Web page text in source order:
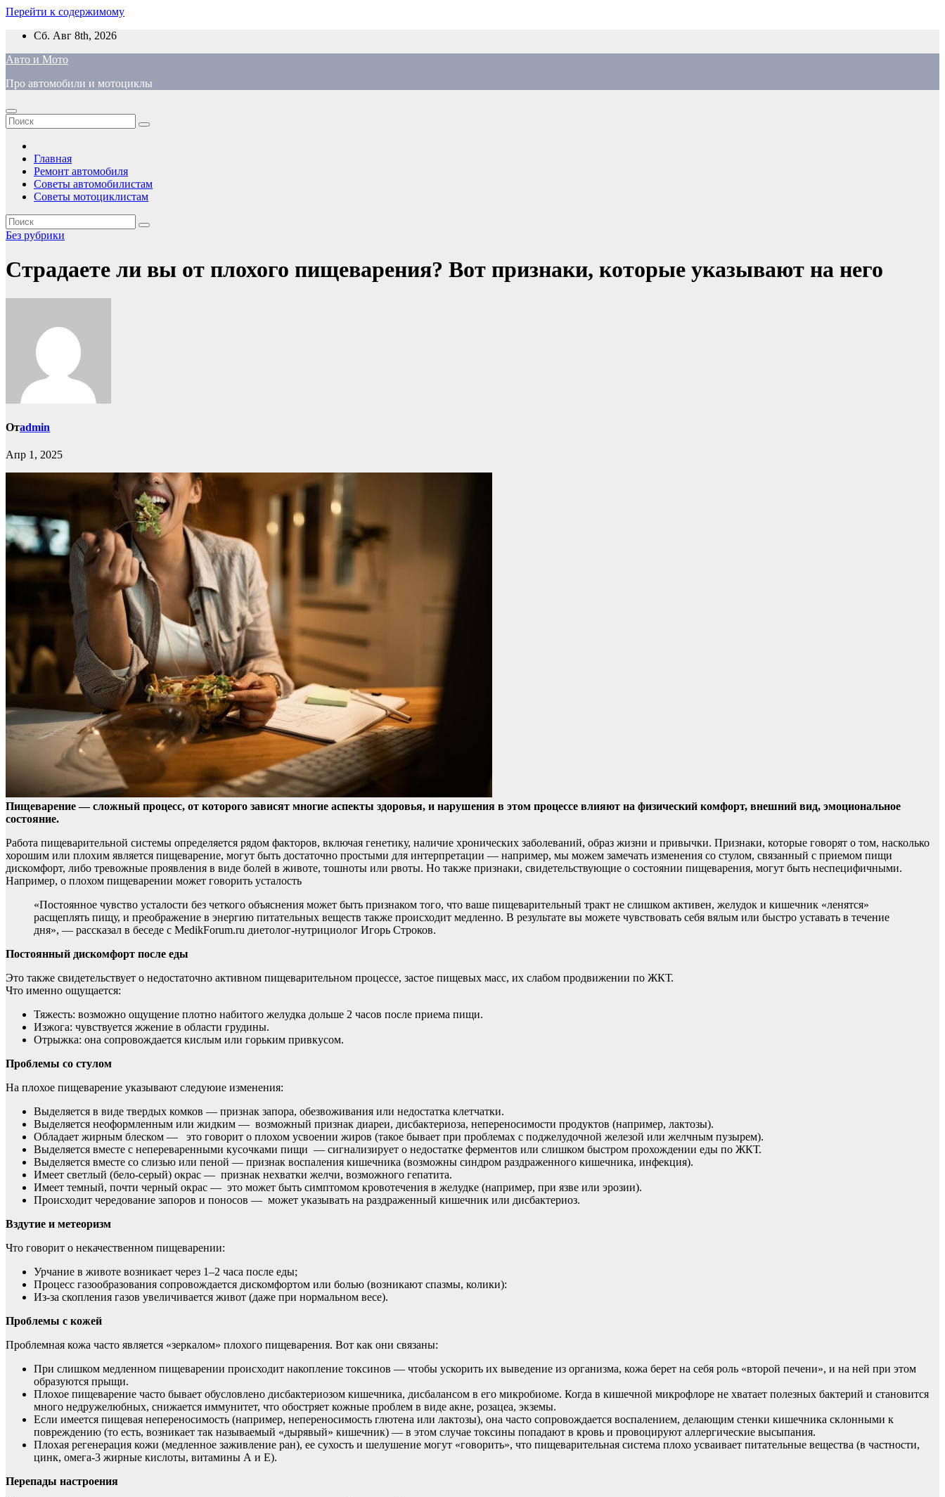
Перейти к содержимому
Сб. Авг 8th, 2026
Авто и Мото
Про автомобили и мотоциклы
Главная
Ремонт автомобиля
Советы автомобилистам
Советы мотоциклистам
Без рубрики
Страдаете ли вы от плохого пищеварения? Вот признаки, которые указывают на него
Отadmin
Апр 1, 2025
Пищеварение — сложный процесс, от которого зависят многие аспекты здоровья, и нарушения в этом процессе влияют на физический комфорт, внешний вид, эмоциональное
состояние.
Работа пищеварительной системы определяется рядом факторов, включая генетику, наличие хронических заболеваний, образ жизни и привычки. Признаки, которые говорят о том, насколько
хорошим или плохим является пищеварение, могут быть достаточно простыми для интерпретации — например, мы можем замечать изменения со стулом, связанный с приемом пищи
дискомфорт, либо тревожные проявления в виде болей в животе, тошноты или рвоты. Но также признаки, свидетельствующие о состоянии пищеварения, могут быть неспецифичными.
Например, о плохом пищеварении может говорить усталость
«Постоянное чувство усталости без четкого объяснения может быть признаком того, что ваше пищеварительный тракт не слишком активен, желудок и кишечник «ленятся»
расщеплять пищу, и преображение в энергию питательных веществ также происходит медленно. В результате вы можете чувствовать себя вялым или быстро уставать в течение
дня», — рассказал в беседе с MedikForum.ru диетолог-нутрициолог Игорь Строков.
Постоянный дискомфорт после еды
Это также свидетельствует о недостаточно активном пищеварительном процессе, застое пищевых масс, их слабом продвижении по ЖКТ.
Что именно ощущается:
Тяжесть: возможно ощущение плотно набитого желудка дольше 2 часов после приема пищи.
Изжога: чувствуется жжение в области грудины.
Отрыжка: она сопровождается кислым или горьким привкусом.
Проблемы со стулом
На плохое пищеварение указывают следуюие изменения:
Выделяется в виде твердых комков — признак запора, обезвоживания или недостатка клетчатки.
Выделяется неоформленным или жидким — возможный признак диареи, дисбактериоза, непереносимости продуктов (например, лактозы).
Обладает жирным блеском — это говорит о плохом усвоении жиров (такое бывает при проблемах с поджелудочной железой или желчным пузырем).
Выделяется вместе с непереваренными кусочками пищи — сигнализирует о недостатке ферментов или слишком быстром прохождении еды по ЖКТ.
Выделяется вместе со слизью или пеной — признак воспаления кишечника (возможны синдром раздраженного кишечника, инфекция).
Имеет светлый (бело-серый) окрас — признак нехватки желчи, возможного гепатита.
Имеет темный, почти черный окрас — это может быть симптомом кровотечения в желудке (например, при язве или эрозии).
Происходит чередование запоров и поносов — может указывать на раздраженный кишечник или дисбактериоз.
Вздутие и метеоризм
Что говорит о некачественном пищеварении:
Урчание в животе возникает через 1–2 часа после еды;
Процесс газообразования сопровождается дискомфортом или болью (возникают спазмы, колики):
Из-за скопления газов увеличивается живот (даже при нормальном весе).
Проблемы с кожей
Проблемная кожа часто является «зеркалом» плохого пищеварения. Вот как они связаны:
При слишком медленном пищеварении происходит накопление токсинов — чтобы ускорить их выведение из организма, кожа берет на себя роль «второй печени», и на ней при этом
образуются прыщи.
Плохое пищеварение часто бывает обусловлено дисбактериозом кишечника, дисбалансом в его микробиоме. Когда в кишечной микрофлоре не хватает полезных бактерий и становится
много недружелюбных, снижается иммунитет, что обостряет кожные проблем в виде акне, розацеа, экземы.
Если имеется пищевая непереносимость (например, непереносимость глютена или лактозы), она часто сопровождается воспалением, делающим стенки кишечника склонными к
повреждению (то есть, возникает так называемый «дырявый» кишечник) — в этом случае токсины попадают в кровь и провоцируют аллергические высыпания.
Плохая регенерация кожи (медленное заживление ран), ее сухость и шелушение могут «говорить», что пищеварительная система плохо усваивает питательные вещества (в частности,
цинк, омега-3 жирные кислоты, витамины А и Е).
Перепады настроения